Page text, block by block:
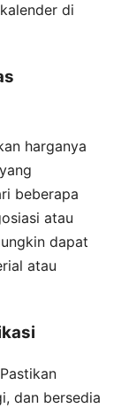
di
harganya
beberapa
atau
dapat
atau
dan bersedia